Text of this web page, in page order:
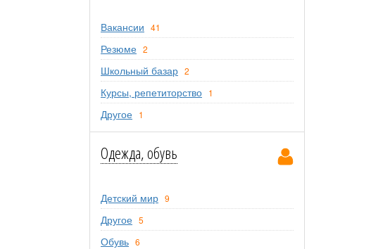
Вакансии 41
Резюме 2
Школьный базар 2
Курсы, репетиторство 1
Другое 1
Одежда, обувь
Детский мир 9
Другое 5
Обувь 6